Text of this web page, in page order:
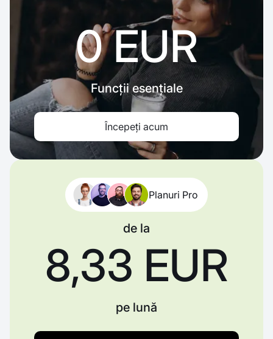
0 EUR
Funcții esențiale
Începeți acum
Planuri Pro
de la
8,33 EUR
pe lună